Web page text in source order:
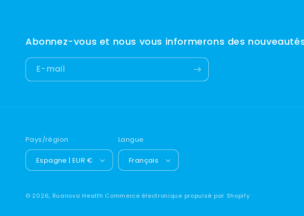
Abonnez-vous et nous vous informerons des
E-mail
Pays/région
Espagne | EUR €
Langue
Français
© 2026, Ruanova Health Commerce électronique propulsé par Shopify